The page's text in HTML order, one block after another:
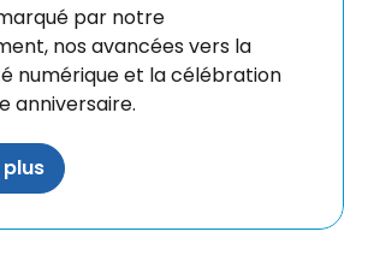
par notre
nos avancées vers la
numérique et la célébration
anniversaire.
plus